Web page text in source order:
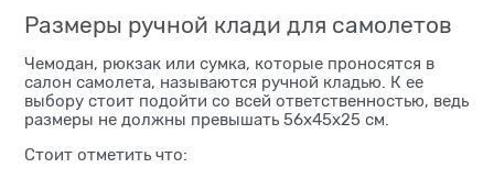
Размеры ручной клади для самолетов
Чемодан, рюкзак или сумка, которые проносятся в
салон самолета, называются ручной кладью. К ее
выбору стоит подойти со всей ответственностью, ведь
размеры не должны превышать 56х45х25 см.
Стоит отметить что: